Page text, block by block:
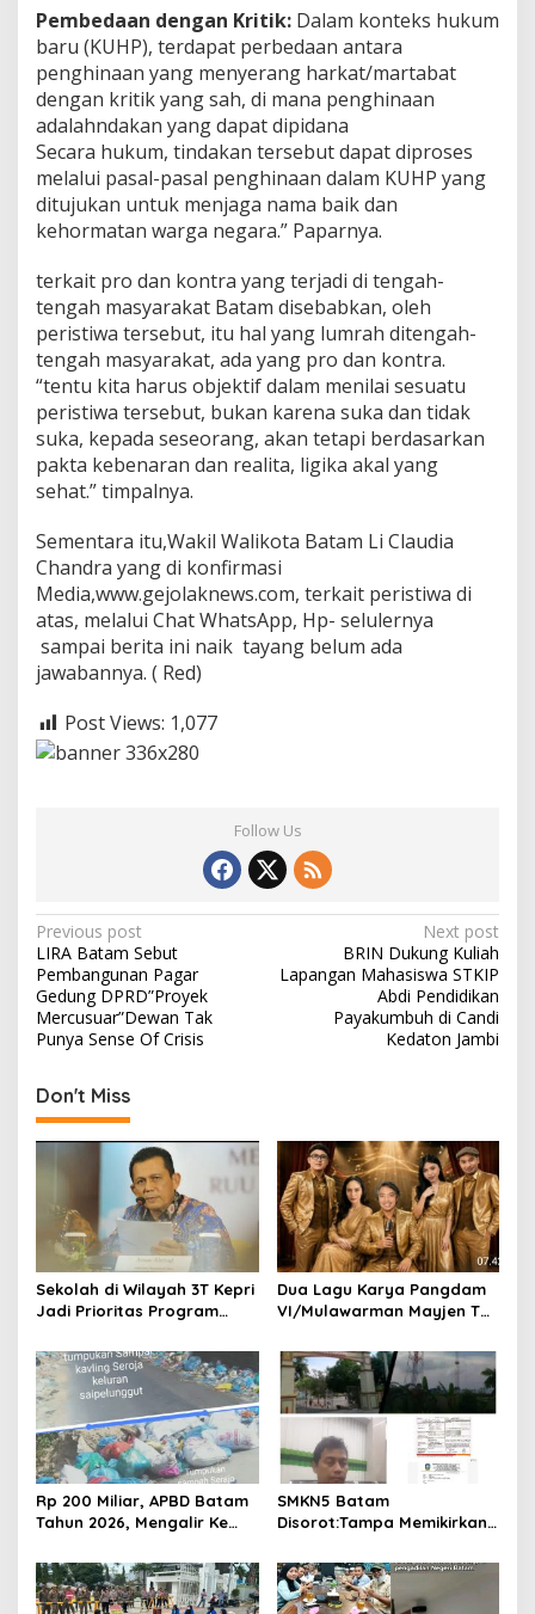
Pembedaan dengan Kritik: Dalam konteks hukum
baru (KUHP), terdapat perbedaan antara
penghinaan yang menyerang harkat/martabat
dengan kritik yang sah, di mana penghinaan
adalahndakan yang dapat dipidana
Secara hukum, tindakan tersebut dapat diproses
melalui pasal-pasal penghinaan dalam KUHP yang
ditujukan untuk menjaga nama baik dan
kehormatan warga negara.” Paparnya.
terkait pro dan kontra yang terjadi di tengah-
tengah masyarakat Batam disebabkan, oleh
peristiwa tersebut, itu hal yang lumrah ditengah-
tengah masyarakat, ada yang pro dan kontra.
“tentu kita harus objektif dalam menilai sesuatu
peristiwa tersebut, bukan karena suka dan tidak
suka, kepada seseorang, akan tetapi berdasarkan
pakta kebenaran dan realita, ligika akal yang
sehat.” timpalnya.
Sementara itu,Wakil Walikota Batam Li Claudia
Chandra yang di konfirmasi
Media,www.gejolaknews.com, terkait peristiwa di
atas, melalui Chat WhatsApp, Hp- selulernya
sampai berita ini naik tayang belum ada
jawabannya. ( Red)
Post Views: 1,077
Follow Us
P
o
s
t
a
v
i
g
a
t
i
n
Previous post
LIRA Batam Sebut
Pembangunan Pagar
Gedung DPRD”Proyek
Mercusuar”Dewan Tak
Punya Sense Of Crisis
Next post
BRIN Dukung Kuliah
Lapangan Mahasiswa STKIP
Abdi Pendidikan
Payakumbuh di Candi
Kedaton Jambi
Don't Miss
Sekolah di Wilayah 3T Kepri
Jadi Prioritas Program
2026
Dua Lagu Karya Pangdam
VI/Mulawarman Mayjen TNI
Singing Competition HUT
Ke-81 RI
Rp 200 Miliar, APBD Batam
Tahun 2026, Mengalir Ke
Batam, Belum Berhasil
Bereskan Sampah
SMKN5 Batam
Disorot:Tampa Memikirkan
Lingkungan, Gubernur
Kepri, Ansar Ahmad
Komersilkan Lahan Sekolah